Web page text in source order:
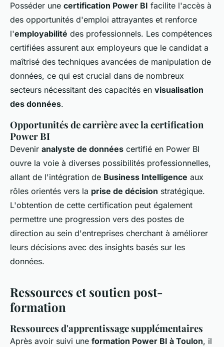
Posséder une certification Power BI facilite l'accès à
des opportunités d'emploi attrayantes et renforce
l'employabilité des professionnels. Les compétences
certifiées assurent aux employeurs que le candidat a
maîtrisé des techniques avancées de manipulation de
données, ce qui est crucial dans de nombreux
secteurs nécessitant des capacités en visualisation
des données.
Opportunités de carrière avec la certification
Power BI
Devenir analyste de données certifié en Power BI
ouvre la voie à diverses possibilités professionnelles,
allant de l'intégration de Business Intelligence aux
rôles orientés vers la prise de décision stratégique.
L'obtention de cette certification peut également
permettre une progression vers des postes de
direction au sein d'entreprises cherchant à améliorer
leurs décisions avec des insights basés sur les
données.
Ressources et soutien post-
formation
Ressources d'apprentissage supplémentaires
Après avoir suivi une formation Power BI à Toulon, il